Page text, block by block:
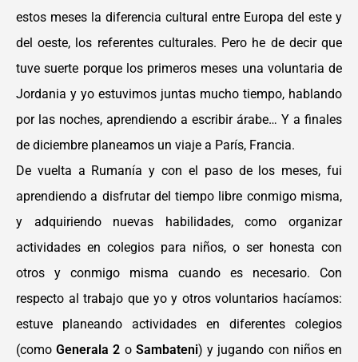
estos meses la diferencia cultural entre Europa del este y
del oeste, los referentes culturales. Pero he de decir que
tuve suerte porque los primeros meses una voluntaria de
Jordania y yo estuvimos juntas mucho tiempo, hablando
por las noches, aprendiendo a escribir árabe… Y a finales
de diciembre planeamos un viaje a París, Francia.
De vuelta a Rumanía y con el paso de los meses, fui
aprendiendo a disfrutar del tiempo libre conmigo misma,
y adquiriendo nuevas
habilidades, como organizar
actividades en colegios para niños, o ser honesta con
otros y
conmigo misma cuando es necesario. Con
respecto al trabajo que yo y otros voluntarios hacíamos:
estuve planeando actividades en
diferentes colegios
(comoGenerala 2 o Sambateni) y jugando con niños en